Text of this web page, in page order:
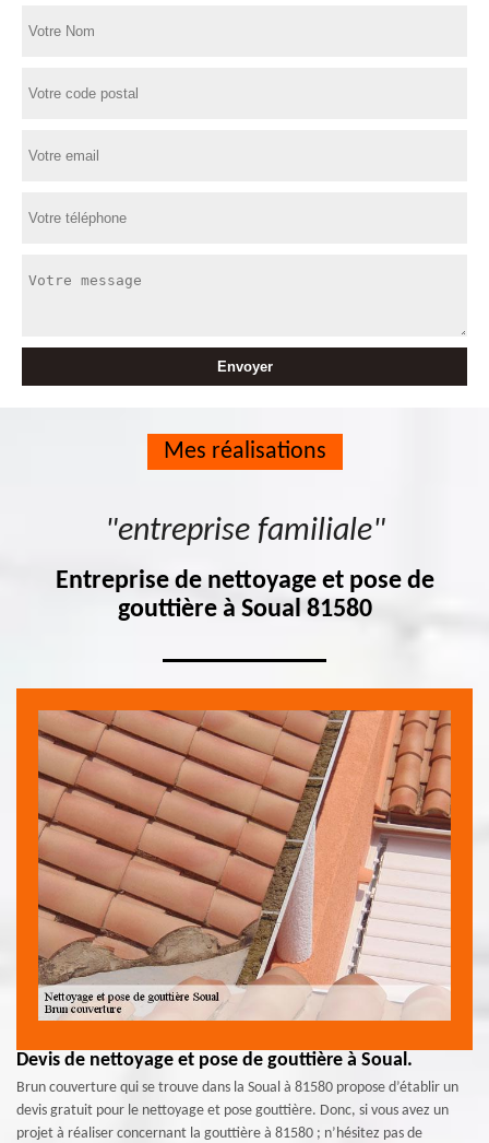
Mes réalisations
"entreprise familiale"
Entreprise de nettoyage et pose de
gouttière à Soual 81580
Devis de nettoyage et pose de gouttière à Soual.
Brun couverture qui se trouve dans la Soual à 81580 propose d’établir un
devis gratuit pour le nettoyage et pose gouttière. Donc, si vous avez un
projet à réaliser concernant la gouttière à 81580 ; n’hésitez pas de